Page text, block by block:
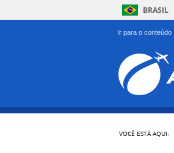
Ir para o conteúdo
BRASIL
VOCÊ ESTÁ AQUI: